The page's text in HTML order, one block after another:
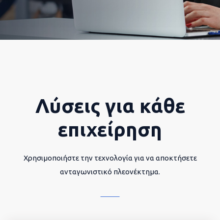
Λύσεις για κάθε
επιχείρηση
Χρησιμοποιήστε την τεχνολογία για να αποκτήσετε
ανταγωνιστικό πλεονέκτημα.